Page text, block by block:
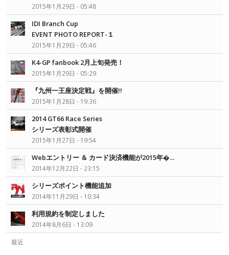
2015年1月29日 - 05:48
IDI Branch Cup
EVENT PHOTO REPORT-１
2015年1月29日 - 05:46
K4-GP fanbook 2月上旬発売！
2015年1月29日 - 05:29
『九州一王座決定戦』を開催!!
2015年1月28日 - 19:36
2014 GT66 Race Series
シリーズ表彰式開催
2015年1月27日 - 19:54
Webエントリー ＆ カード決済機能が2015年�...
2014年12月22日 - 23:15
シリーズポイント機能追加
2014年11月29日 - 10:34
利用規約を制定しました
2014年8月6日 - 13:09
最近